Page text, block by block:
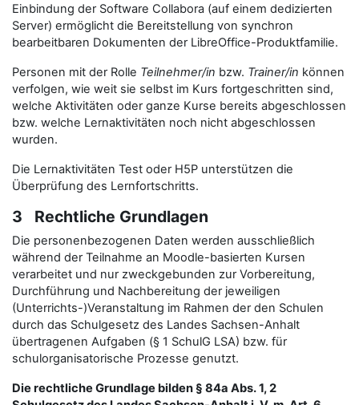
Einbindung der Software Collabora (auf einem dedizierten
Server) ermöglicht die Bereitstellung von synchron
bearbeitbaren Dokumenten der LibreOffice-Produktfamilie.
Personen mit der Rolle Teilnehmer/in bzw. Trainer/in können
verfolgen, wie weit sie selbst im Kurs fortgeschritten sind,
welche Aktivitäten oder ganze Kurse bereits abgeschlossen
bzw. welche Lernaktivitäten noch nicht abgeschlossen
wurden.
Die Lernaktivitäten Test oder H5P unterstützen die
Überprüfung des Lernfortschritts.
3 Rechtliche Grundlagen
Die personenbezogenen Daten werden ausschließlich
während der Teilnahme an Moodle-basierten Kursen
verarbeitet und nur zweckgebunden zur Vorbereitung,
Durchführung und Nachbereitung der jeweiligen
(Unterrichts-)Veranstaltung im Rahmen der den Schulen
durch das Schulgesetz des Landes Sachsen-Anhalt
übertragenen Aufgaben (§ 1 SchulG LSA) bzw. für
schulorganisatorische Prozesse genutzt.
Die rechtliche Grundlage bilden § 84a Abs. 1, 2